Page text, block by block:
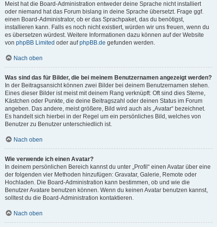
Meist hat die Board-Administration entweder deine Sprache nicht installiert
oder niemand hat das Forum bislang in deine Sprache übersetzt. Frage ggf.
einen Board-Administrator, ob er das Sprachpaket, das du benötigst,
installieren kann. Falls es noch nicht existiert, würden wir uns freuen, wenn du
es übersetzen würdest. Weitere Informationen dazu können auf der Website
von phpBB Limited oder aufphpBB.de gefunden werden.
Nach oben
Was sind das für Bilder, die bei meinem Benutzernamen angezeigt werden?
In der Beitragsansicht können zwei Bilder bei deinem Benutzernamen stehen.
Eines dieser Bilder ist meist mit deinem Rang verknüpft: Oft sind dies Sterne,
Kästchen oder Punkte, die deine Beitragszahl oder deinen Status im Forum
angeben. Das andere, meist größere, Bild wird auch als „Avatar“ bezeichnet.
Es handelt sich hierbei in der Regel um ein persönliches Bild, welches von
Benutzer zu Benutzer unterschiedlich ist.
Nach oben
Wie verwende ich einen Avatar?
In deinem persönlichen Bereich kannst du unter „Profil“ einen Avatar über eine
der folgenden vier Methoden hinzufügen: Gravatar, Galerie, Remote oder
Hochladen. Die Board-Administration kann bestimmen, ob und wie die
Benutzer Avatare benutzen können. Wenn du keinen Avatar benutzen kannst,
solltest du die Board-Administration kontaktieren.
Nach oben